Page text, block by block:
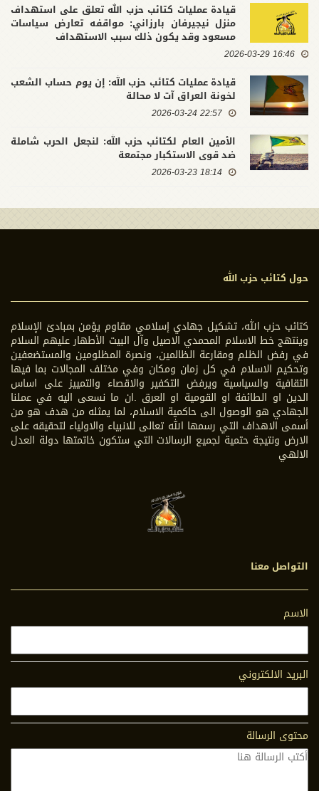
قيادة عمليات كتائب حزب الله تعلق على استهداف
منزل نيجيرفان بارزاني: مواقفه تعارض سياسات
مسعود وقد يكون ذلك سبب الاستهداف
16:46 2026-03-29
قيادة عمليات كتائب حزب الله: إن يوم حساب الشعب
لخونة العراق آت لا محالة
22:57 2026-03-24
الأمين العام لكتائب حزب الله: لنجعل الحرب شاملة
ضد قوى الاستكبار مجتمعة
18:14 2026-03-23
حول كتائب حزب الله
كتائب حزب الله، تشكيل جهادي إسلامي مقاوم يؤمن بمبادئ الإسلام
وينتهج خط الاسلام المحمدي الاصيل وآل البيت الأطهار عليهم السلام
في رفض الظلم ومقارعة الظالمين، ونصرة المظلومين والمستضعفين
وتحكيم الاسلام في كل زمان ومكان وفي مختلف المجالات بما فيها
الثقافية والسياسية ويرفض التكفير والاقصاء والتمييز على اساس
الدين او الطائفة او القومية او العرق .ان ما نسعى اليه في عملنا
الجهادي هو الوصول الى حاكمية الاسلام، لما يمثله من هدف هو من
أسمى الاهداف التي رسمها الله تعالى للانبياء والاولياء لتحقيقه على
الارض ونتيجة حتمية لجميع الرسالات التي ستكون خاتمتها دولة العدل
الالهي
التواصل معنا
الاسم
البريد الالكتروني
محتوى الرسالة